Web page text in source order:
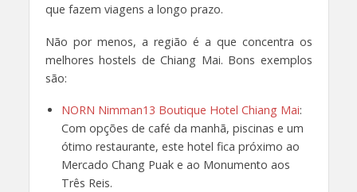
que fazem viagens a longo prazo.
Não por menos, a região é a que concentra os
melhores hostels de Chiang Mai. Bons exemplos
são:
NORN Nimman13 Boutique Hotel Chiang Mai:
Com opções de café da manhã, piscinas e um
ótimo restaurante, este hotel fica próximo ao
Mercado Chang Puak e ao Monumento aos
Três Reis.